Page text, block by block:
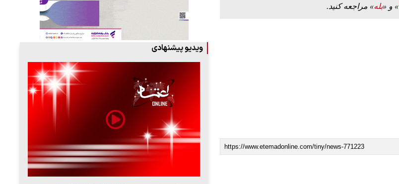
» و «بله» مراجعه کنید.
ویدیو پیشنهادی